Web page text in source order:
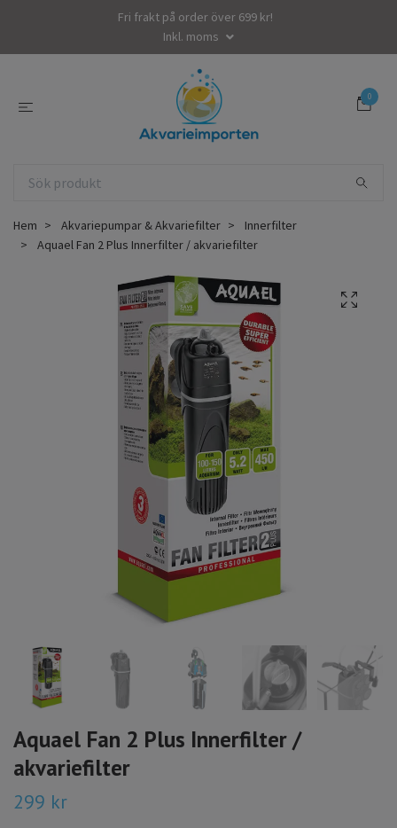
Fri frakt på order över 699 kr!
Inkl. moms
0
Hem Akvariepumpar & Akvariefilter
Innerfilter
Aquael Fan 2 Plus Innerfilter / akvariefilter
Aquael Fan 2 Plus Innerfilter /
akvariefilter
299 kr